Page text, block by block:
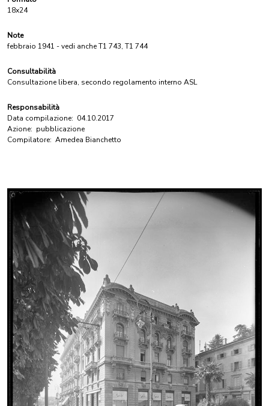
18x24
Note
febbraio 1941 - vedi anche T1 743, T1 744
Consultabilità
Consultazione libera, secondo regolamento interno ASL
Responsabilità
Data compilazione: 04.10.2017
Azione: pubblicazione
Compilatore: Amedea Bianchetto